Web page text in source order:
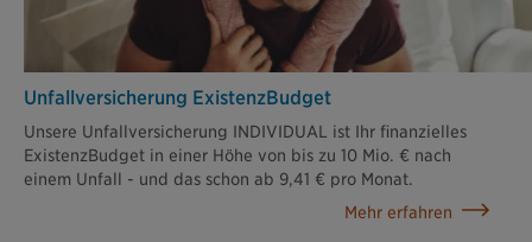
Unfallversicherung ExistenzBudget
Unsere Unfallversicherung INDIVIDUAL ist Ihr finanzielles
ExistenzBudget in einer Höhe von bis zu 10 Mio. € nach
einem Unfall - und das schon ab 9,41 € pro Monat.
Mehr erfahren